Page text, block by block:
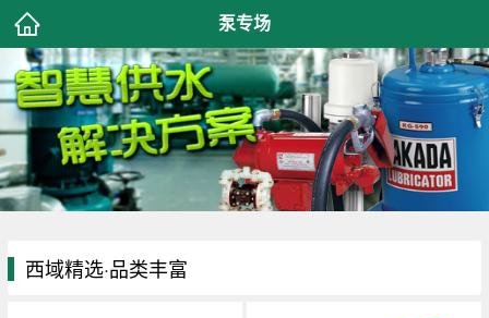
泵专场
西域精选·品类丰富